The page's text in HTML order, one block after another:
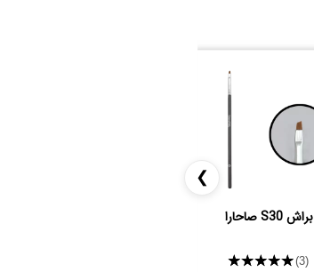
براش S30 صاحارا
★★★★★(3)
❯